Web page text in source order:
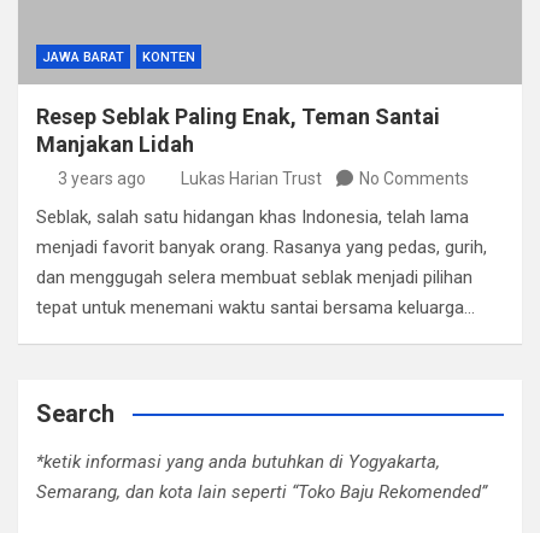
JAWA BARAT KONTEN
Resep Seblak Paling Enak, Teman Santai
Manjakan Lidah
3 years ago Lukas Harian Trust No Comments
Seblak, salah satu hidangan khas Indonesia, telah lama
menjadi favorit banyak orang. Rasanya yang pedas, gurih,
dan menggugah selera membuat seblak menjadi pilihan
tepat untuk menemani waktu santai bersama keluarga…
Search
*ketik informasi yang anda butuhkan di Yogyakarta,
Semarang, dan kota lain seperti “Toko Baju Rekomended”